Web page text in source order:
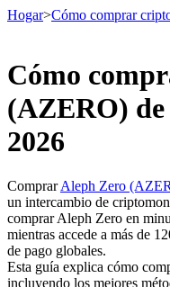
Futuros
Futuros del USDT
Hogar>Cómo comprar
Cómo
(AZERO)
2026
ComprarAleph Zero
un intercambio de
comprar Aleph Zero en
mientras accede a más de
de pago globales.
Esta guía explica cómo
incluyendo los mejores